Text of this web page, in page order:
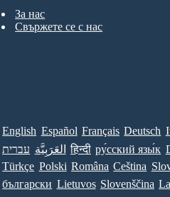
За нас
Свържете се с нас
English Español Français Deutsch
עברית العَرَبِيَّة हिन्दी ру́сский язы́к
Türkçe Polski Româna Ceština
български Lietuvos Slovenščina